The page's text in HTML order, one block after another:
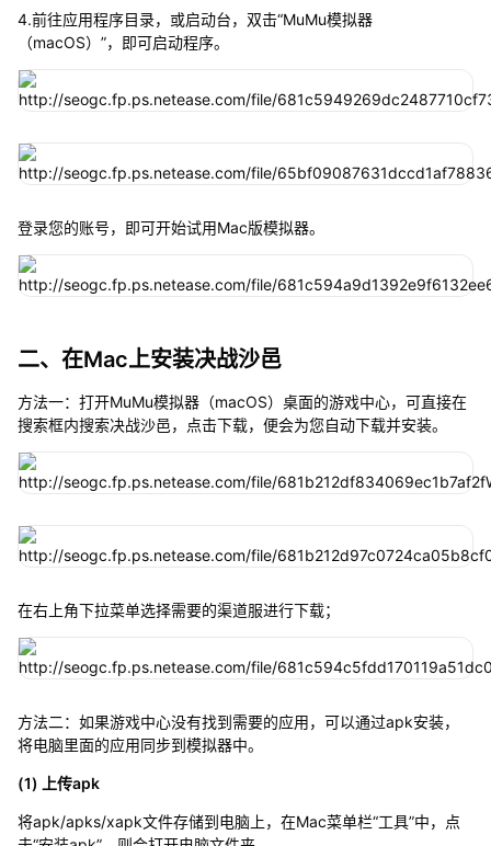
4.前往应用程序目录，或启动台，双击“MuMu模拟器
（macOS）”，即可启动程序。
登录您的账号，即可开始试用Mac版模拟器。
二、在Mac上安装决战沙邑
方法一：打开MuMu模拟器（macOS）桌面的游戏中心，可直接在
搜索框内搜索决战沙邑，点击下载，便会为您自动下载并安装。
在右上角下拉菜单选择需要的渠道服进行下载；
方法二：如果游戏中心没有找到需要的应用，可以通过apk安装，
将电脑里面的应用同步到模拟器中。
(1) 上传apk
将apk/apks/xapk文件存储到电脑上，在Mac菜单栏“工具”中，点